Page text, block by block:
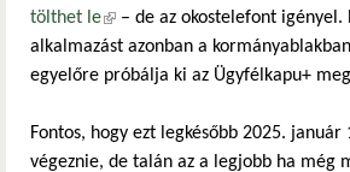
tölthet le(külső hivatkozás)
– de az okostelefont igényel.
alkalmazást azonban a
egyelőre próbálja ki az Ügyfélkapu+
Fontos, hogy ezt legkésőbb 2025. január
végeznie, de talán az a legjobb ha még